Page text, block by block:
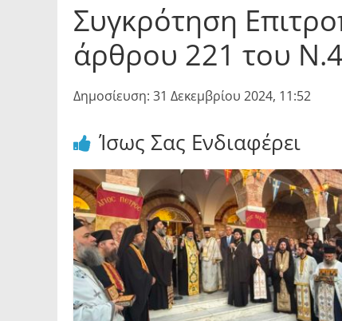
Συγκρότηση
άρθρου 221 του
Δημοσίευση: 31 Δεκεμβρίου 2024, 11:52
Ίσως Σας Ενδιαφέρει